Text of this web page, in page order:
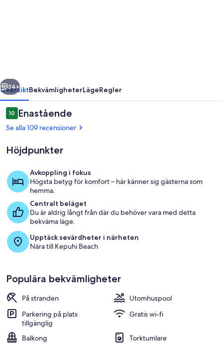
Kaluakoi,
Kepuhi-
stranden
Nästa
34+
ÖversiktBekvämligheterLägeRegler
Recensioner
1010 av 10,
Enastående
Se alla 109 recensioner
Höjdpunkter
Avkoppling i fokus
Högsta betyg för komfort – här känner sig gästerna som
hemma.
Centralt beläget
Du är aldrig långt från där du behöver vara med detta
bekväma läge.
Upptäck sevärdheter i närheten
Nära till Kepuhi Beach
Populära bekvämligheter
På stranden
Utomhuspool
Parkering på plats
tillgänglig
Gratis wi-fi
Balkong
Torktumlare